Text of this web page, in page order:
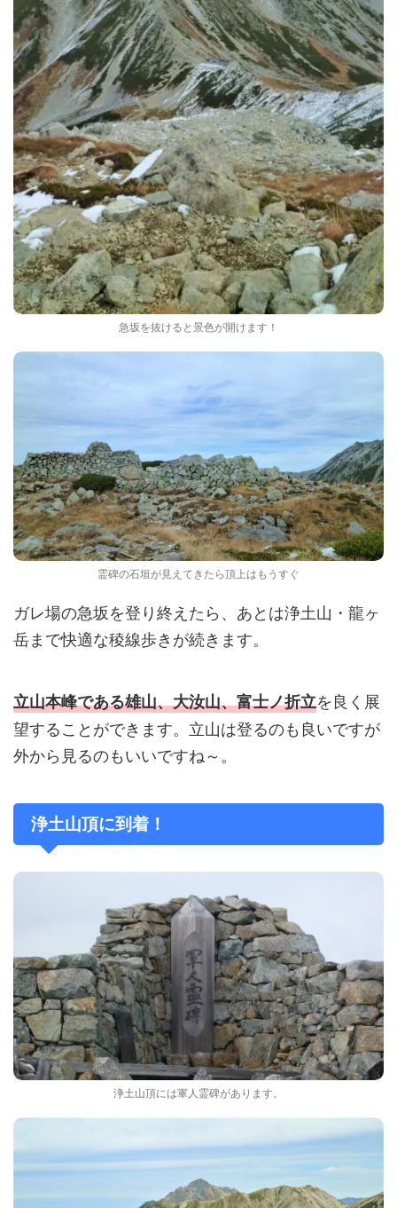
急坂を抜けると景色が開けます！
霊碑の石垣が見えてきたら頂上はもうすぐ
ガレ場の急坂を登り終えたら、あとは浄土山・龍ヶ
岳まで快適な稜線歩きが続きます。
立山本峰である雄山、大汝山、富士ノ折立を良く展
望することができます。立山は登るのも良いですが
外から見るのもいいですね～。
浄土山頂に到着！
浄土山頂には軍人霊碑があります。